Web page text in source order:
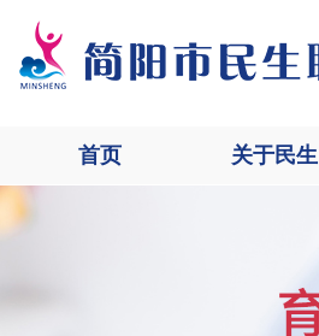
首页 关于民生